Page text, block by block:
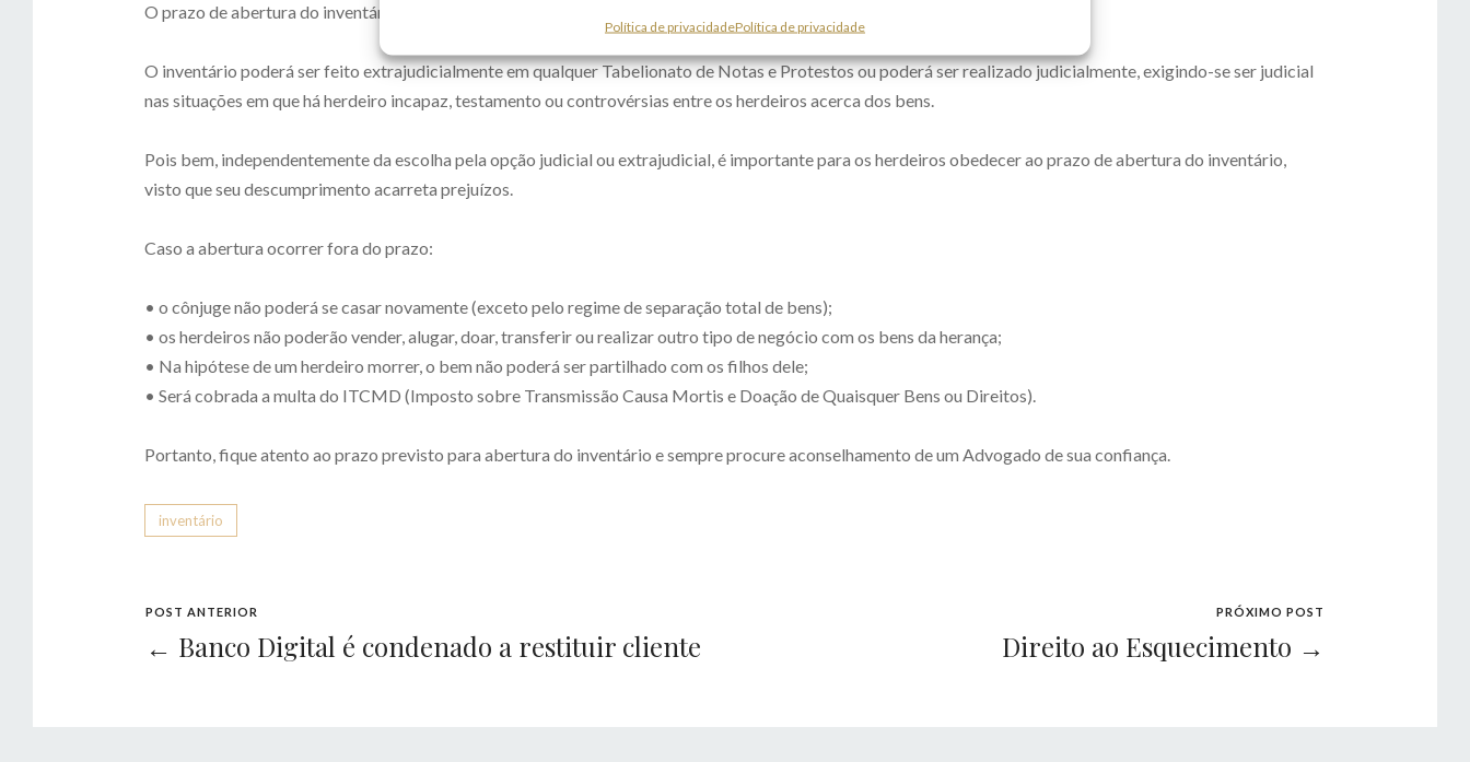
Política de privacidadePolítica de privacidade
O prazo de abertura do inventário é de 60 (sessenta) dias a contar da data do falecimento do autor da herança.
O inventário poderá ser feito extrajudicialmente em qualquer Tabelionato de Notas e Protestos ou poderá ser realizado judicialmente, exigindo-se ser judicial
nas situações em que há herdeiro incapaz, testamento ou controvérsias entre os herdeiros acerca dos bens.
Pois bem, independentemente da escolha pela opção judicial ou extrajudicial, é importante para os herdeiros obedecer ao prazo de abertura do inventário,
visto que seu descumprimento acarreta prejuízos.
Caso a abertura ocorrer fora do prazo:
• o cônjuge não poderá se casar novamente (exceto pelo regime de separação total de bens);⠀
• os herdeiros não poderão vender, alugar, doar, transferir ou realizar outro tipo de negócio com os bens da herança;⠀
• Na hipótese de um herdeiro morrer, o bem não poderá ser partilhado com os filhos dele;⠀
• Será cobrada a multa do ITCMD (Imposto sobre Transmissão Causa Mortis e Doação de Quaisquer Bens ou Direitos).
Portanto, fique atento ao prazo previsto para abertura do inventário e sempre procure aconselhamento de um Advogado de sua confiança.
inventário
POST ANTERIOR
← Banco Digital é condenado a restituir cliente
PRÓXIMO POST
Direito ao Esquecimento →